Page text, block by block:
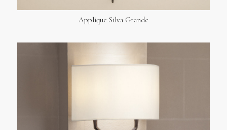
Applique Silva Grande